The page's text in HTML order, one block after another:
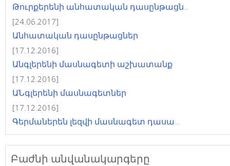
Թուրքերենի անհատական դասընթացն...
[24.06.2017]
Անհատական դասընթացներ
[17.12.2016]
Անգլերենի մասնագետի աշխատանք
[17.12.2016]
ԱՆգլերենի մասնագետներ
[17.12.2016]
Գերմաներեն լեզվի մասնագետ դասա...
Բաժնի անվանակարգերը